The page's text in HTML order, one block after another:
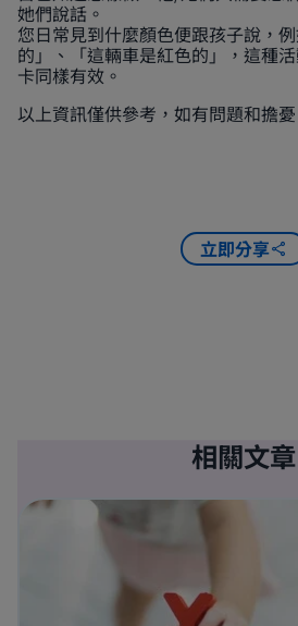
她們說話。
您日常見到什麼顏色便跟孩子說，
的」、「這輛車是紅色的」，這種
卡同樣有效。
以上資訊僅供參考，如有問題和擔
立即分享
相關文章